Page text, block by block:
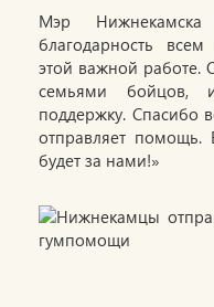
Мэр
благодарность
этой важной работе.
семьями бойцов,
поддержку. Спасибо
отправляет
будет за нами!»